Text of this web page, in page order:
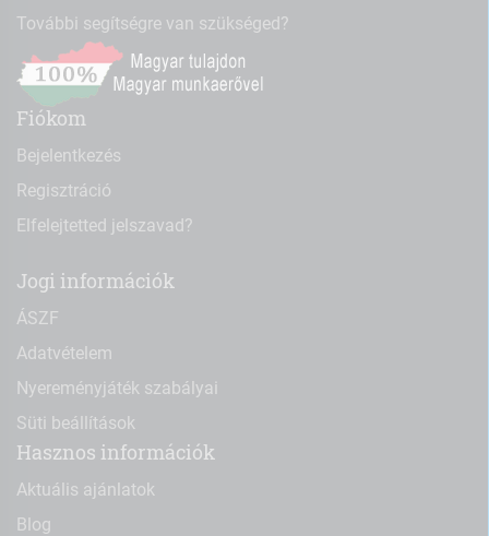
További segítségre van szükséged?
Fiókom
Bejelentkezés
Regisztráció
Elfelejtetted jelszavad?
Jogi információk
ÁSZF
Adatvételem
Nyereményjáték szabályai
Süti beállítások
Hasznos információk
Aktuális ajánlatok
Blog